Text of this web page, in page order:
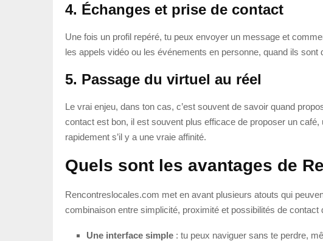
4. Échanges et prise de contact
Une fois un profil repéré, tu peux envoyer un message et
les appels vidéo ou les événements en personne, quand ils
5. Passage du virtuel au réel
Le vrai enjeu, dans ton cas, c’est souvent de savoir quand
contact est bon, il est souvent plus efficace de proposer un
rapidement s’il y a une vraie affinité.
Quels sont les avantages de
Rencontreslocales.com met en avant plusieurs atouts qui
combinaison entre simplicité, proximité et possibilités de contact
Une interface simple : tu peux naviguer sans te perdre,